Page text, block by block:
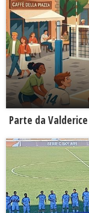
Parte da